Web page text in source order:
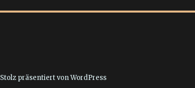
Stolz präsentiert von WordPress